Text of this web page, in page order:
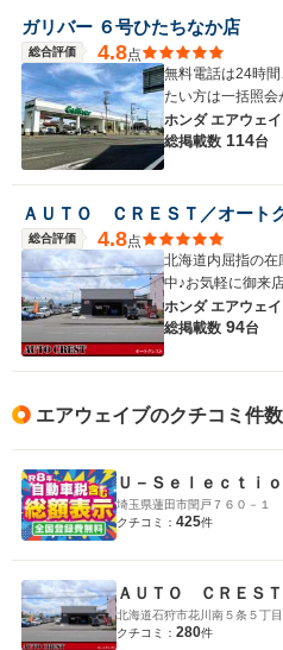
ガリバー ６号ひたちなか店
総合評価 4.8点
無料電話は24時
たい方は一括照会
ホンダ エアウェ
総掲載数 114台
ＡＵＴＯ ＣＲＥＳＴ／オート
総合評価 4.8点
北海道内屈指の
中♪お気軽に御来
ホンダ エアウェ
総掲載数 94台
エアウェイブのクチコミ件
Ｕ－Ｓｅｌｅｃｔｉ
埼玉県蓮田市閏戸７６０－１
クチコミ： 425件
ＡＵＴＯ ＣＲＥＳ
北海道石狩市花川南５条５丁
クチコミ： 280件